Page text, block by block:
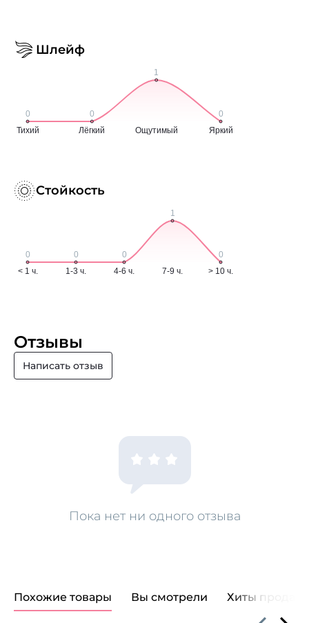
Шлейф
Стойкость
Отзывы
Написать отзыв
Пока нет ни одного отзыва
Похожие товары Вы смотрели Хиты продаж